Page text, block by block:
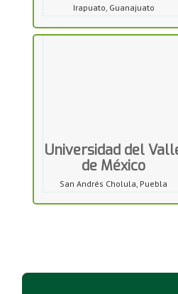
Irapuato, Guanajuato
Universidad del
de México
San Andrés Cholula, Puebla